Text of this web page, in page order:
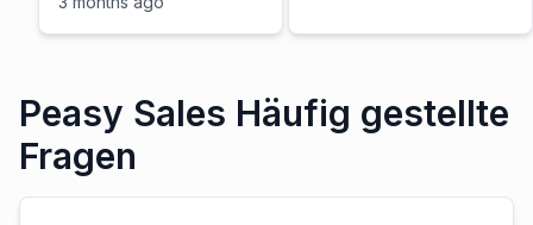
Peasy Sales Häufig gestellte
Fragen